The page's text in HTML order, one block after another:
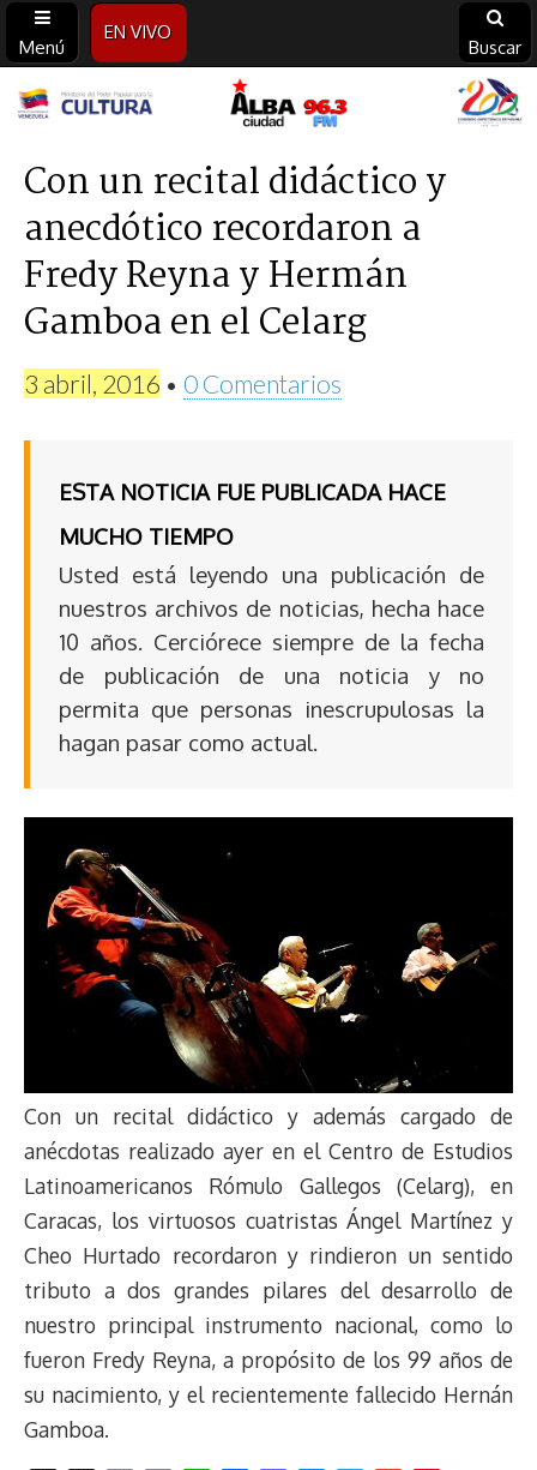
Menú
EN VIVO
Buscar
Alba
Ciudad
96.3
FM
Con un recital didáctico y
anecdótico recordaron a
Fredy Reyna y Hermán
Gamboa en el Celarg
3 abril, 2016 • 0 Comentarios
ESTA NOTICIA FUE PUBLICADA HACE
MUCHO TIEMPO
Usted está leyendo una publicación de
nuestros archivos de noticias, hecha hace
10 años. Cerciórece siempre de la fecha
de publicación de una noticia y no
permita que personas inescrupulosas la
hagan pasar como actual.
Con un recital didáctico y además cargado de
anécdotas realizado ayer en el Centro de Estudios
Latinoamericanos Rómulo Gallegos (Celarg), en
Caracas, los virtuosos cuatristas Ángel Martínez y
Cheo Hurtado recordaron y rindieron un sentido
tributo a dos grandes pilares del desarrollo de
nuestro principal instrumento nacional, como lo
fueron Fredy Reyna, a propósito de los 99 años de
su nacimiento, y el recientemente fallecido Hernán
Gamboa.